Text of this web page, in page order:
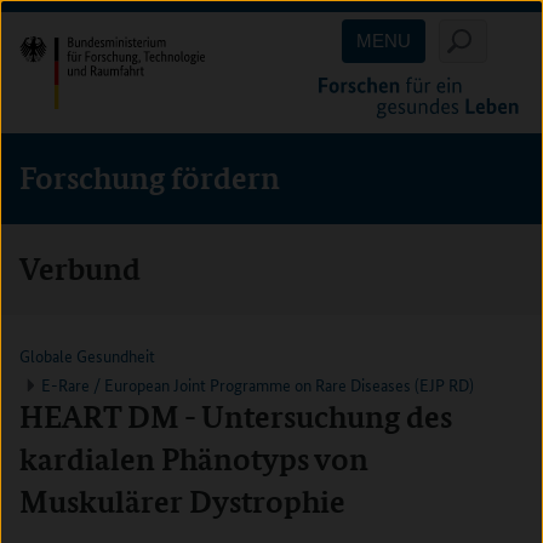
Direkt
zum
Inhalt
(Eingabetaste)
Direkt
zum
Hauptmenu
(Eingabetaste)
Direkt
zur
Suche
(Eingabetaste)
MENU
Forschung fördern
Verbund
Globale Gesundheit
E-Rare / European Joint Programme on Rare Diseases (EJP RD)
HEART DM - Untersuchung des
kardialen Phänotyps von
Muskulärer Dystrophie